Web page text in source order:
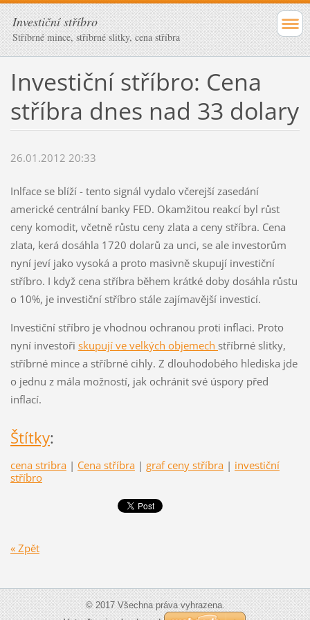
Investiční stříbro
Stříbrné mince, stříbrné slitky, cena stříbra
Investiční stříbro: Cena
stříbra dnes nad 33 dolary
26.01.2012 20:33
Inlface se blíží - tento signál vydalo včerejší zasedání
americké centrální banky FED. Okamžitou reakcí byl růst
ceny komodit, včetně růstu ceny zlata a ceny stříbra. Cena
zlata, kerá dosáhla 1720 dolarů za unci, se ale investorům
nyní jeví jako vysoká a proto masivně skupují investiční
stříbro. I když cena stříbra během krátké doby dosáhla růstu
o 10%, je investiční stříbro stále zajímavější investicí.
Investiční stříbro je vhodnou ochranou proti inflaci. Proto
nyní investoři skupují ve velkých objemech stříbrné slitky,
stříbrné mince a stříbrné cihly. Z dlouhodobého hlediska jde
o jednu z mála možností, jak ochránit své úspory před
inflací.
Štítky:
cena stribra | Cena stříbra | graf ceny stříbra | investiční
stříbro
« Zpět
© 2017 Všechna práva vyhrazena.